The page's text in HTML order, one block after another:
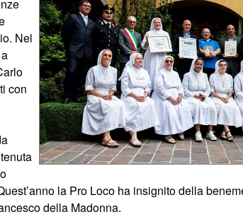
Nel
con
la Pro Loco ha insignito della
della Madonna.